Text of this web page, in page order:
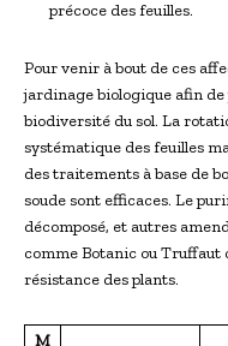
précoce des feuilles.
Pour venir à bout de ces
jardinage biologique afin
biodiversité du sol. La
systématique des feuilles
des traitements à base de
soude sont efficaces. Le
décomposé, et autres
comme Botanic ou
résistance des plants.
M